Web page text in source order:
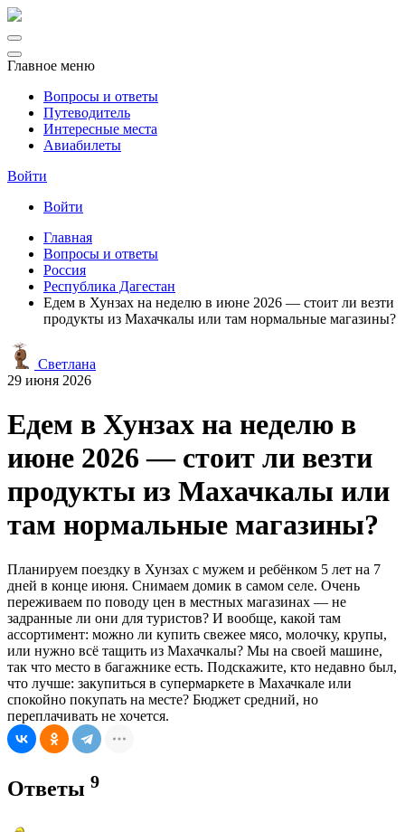
Главное меню
Вопросы и ответы
Путеводитель
Интересные места
Авиабилеты
Войти
Войти
Главная
Вопросы и ответы
Россия
Республика Дагестан
Едем в Хунзах на неделю в июне 2026 — стоит ли везти
продукты из Махачкалы или там нормальные магазины?
Светлана
29 июня 2026
Едем в Хунзах на неделю в
июне 2026 — стоит ли везти
продукты из Махачкалы или
там нормальные магазины?
Планируем поездку в Хунзах с мужем и ребёнком 5 лет на 7
дней в конце июня. Снимаем домик в самом селе. Очень
переживаем по поводу цен в местных магазинах — не
задранные ли они для туристов? И вообще, какой там
ассортимент: можно ли купить свежее мясо, молочку, крупы,
или нужно всё тащить из Махачкалы? Мы на своей машине,
так что место в багажнике есть. Подскажите, кто недавно был,
что лучше: закупиться в супермаркете в Махачкале или
спокойно покупать на месте? Бюджет средний, но
переплачивать не хочется.
Ответы 9